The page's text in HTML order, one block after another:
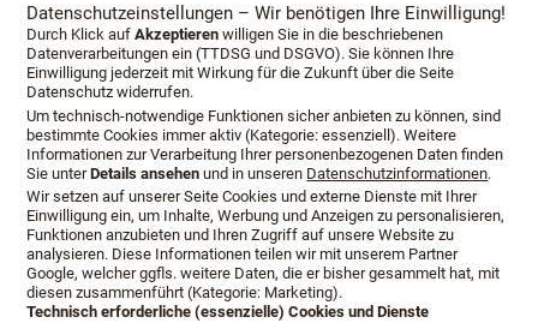
Öffnungszeiten:
Montag - Freitag
10:00 - 19:00
Samstag
10:00 - 14:00
Datenschutzeinstellungen – Wir benötigen Ihre Einwilligung!
Durch Klick aufAkzeptieren willigen Sie in die beschriebenen
Datenverarbeitungen ein (TTDSG und DSGVO). Sie können Ihre
Einwilligung jederzeit mit Wirkung für die Zukunft über die Seite
Datenschutz widerrufen.
Um technisch-notwendige Funktionen sicher anbieten zu können, sind
bestimmte Cookies immer aktiv (Kategorie: essenziell). Weitere
Informationen zur Verarbeitung Ihrer personenbezogenen Daten finden
Sie unterDetails ansehen und in unseren Datenschutzinformationen.
Wir setzen auf unserer Seite Cookies und externe Dienste mit Ihrer
Einwilligung ein, um Inhalte, Werbung und Anzeigen zu personalisieren,
Funktionen anzubieten und Ihren Zugriff auf unsere Website zu
analysieren. Diese Informationen teilen wir mit unserem Partner
Google, welcher ggfls. weitere Daten, die er bisher gesammelt hat, mit
diesen zusammenführt (Kategorie: Marketing).
Technisch erforderliche (essenzielle) Cookies und Dienste